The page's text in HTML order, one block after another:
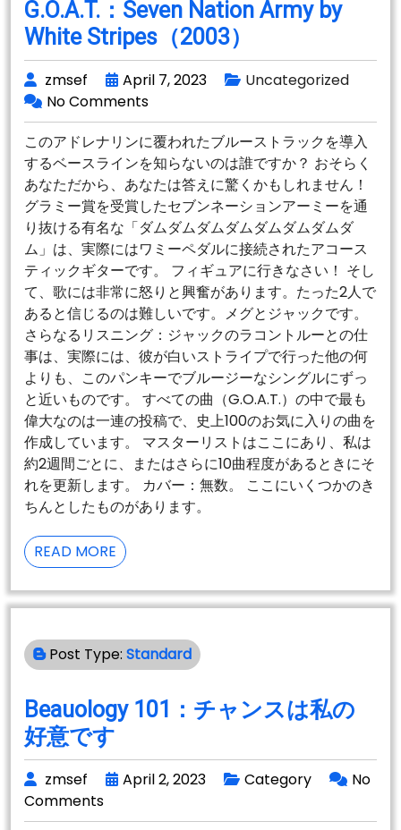
ー
ム
1
G.O.A.T.：Seven Nation Army by
White Stripes（2003）
zmsef April 7, 2023
Uncategorized
No Comments
このアドレナリンに覆われたブルーストラックを導入
するベースラインを知らないのは誰ですか？ おそらく
あなただから、あなたは答えに驚くかもしれません！
グラミー賞を受賞したセブンネーションアーミーを通
り抜ける有名な「ダムダムダムダムダムダムダムダ
ム」は、実際にはワミーペダルに接続されたアコース
ティックギターです。 フィギュアに行きなさい！ そし
て、歌には非常に怒りと興奮があります。たった2人で
あると信じるのは難しいです。メグとジャックです。
さらなるリスニング：ジャックのラコントルーとの仕
事は、実際には、彼が白いストライプで行った他の何
よりも、このパンキーでブルージーなシングルにずっ
と近いものです。 すべての曲（G.O.A.T.）の中で最も
偉大なのは一連の投稿で、史上100のお気に入りの曲を
作成しています。 マスターリストはここにあり、私は
約2週間ごとに、またはさらに10曲程度があるときにそ
れを更新します。 カバー：無数。 ここにいくつかのき
ちんとしたものがあります。
READ MORE G.O.A.T.：
SEVEN
NATION
ARMY
BY
WHITE
Post Type: Standard
Beauology 101：チャンスは私の
好意です
zmsef April 2, 2023 Category
No
Comments